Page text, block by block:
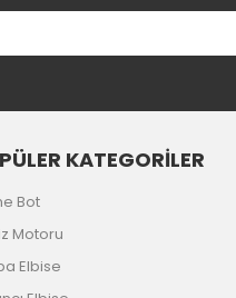
KATEGORİLER
Bot
Motoru
Elbise